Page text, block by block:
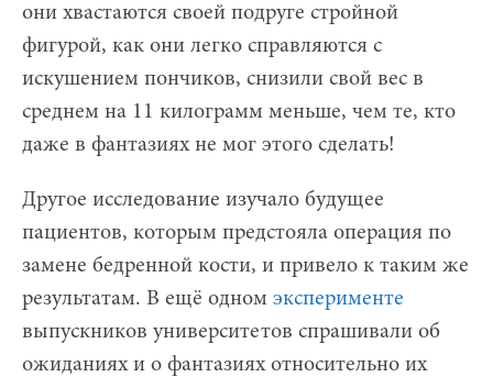
они хвастаются своей подруге стройной
фигурой, как они легко справляются с
искушением пончиков, снизили свой вес в
среднем на 11 килограмм меньше, чем те, кто
даже в фантазиях не мог этого сделать!
Другое исследование изучало будущее
пациентов, которым предстояла операция по
замене бедренной кости, и привело к таким же
результатам. В ещё одном эксперименте
выпускников университетов спрашивали об
ожиданиях и о фантазиях относительно их